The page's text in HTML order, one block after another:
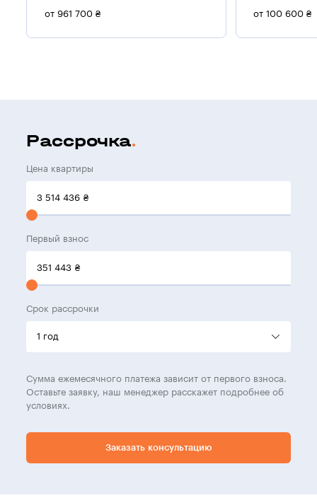
от 961 700 ₴ от 100 600 ₴
Рассрочка
Цена квартиры
3 514 436 ₴
Первый взнос
351 443 ₴
Срок рассрочки
Сумма ежемесячного платежа зависит от первого взноса.
Оставьте заявку, наш менеджер расскажет подробнее об
условиях.
Заказать консультацию